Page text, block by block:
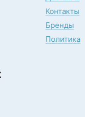
Контакты
Бренды
Политика